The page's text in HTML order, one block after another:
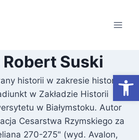
Suski
historii w zakresie historii
w Zakładzie Historii
w Białymstoku. Autor
Cesarstwa Rzymskiego za
270-275" (wyd. Avalon,